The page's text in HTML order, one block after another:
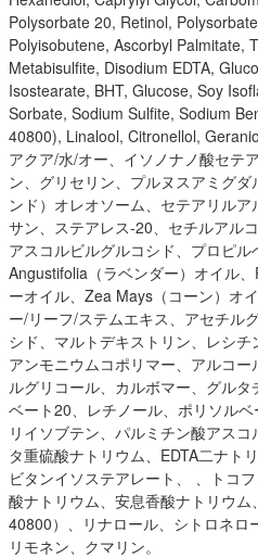
Polysorbate 20, Retinol,
Polyisobutene, Ascorbyl Palmitate,
Metabisulfite, Disodium EDTA,
Isostearate, BHT, Glucose, Soy
Sorbate, Sodium Sulfite, Sodium
40800), Linalool, Citronellol,
アクア/水/オー、イソノナノ酸セテ
ン、グリセリン、プルヌスアミグ
ンド）オレオソーム、セテアリル
サン、ステアレス-20、セチルアル
アスコルビルグルコシド、プロピ
Angustifolia（ラベンダー）オイル
ーオイル、Zea Mays（コーン）オ
ー/リーフ/ステムエキス、アセチル
シド、マルトデキストリン、レシ
アンモニウムコポリマー、アルコ
ルグリコール、カルボマー、グル
ベート20、レチノール、ポリソル
リイソブテン、パルミチン酸アス
タ重硫酸ナトリウム、EDTA二ナト
ビタンイソステアレート、 、トコ
酸ナトリウム、安息香酸ナトリウム
40800）、リナロール、シトロネロ
リモネン、クマリン。